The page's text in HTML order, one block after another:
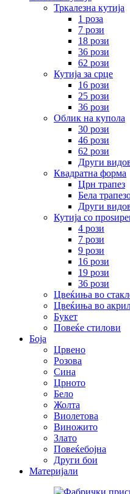
Тркалезна кутија
1 роза
7 рози
18 рози
36 рози
62 рози
Кутија за срце
16 рози
25 рози
36 рози
Облик на купола
30 рози
46 рози
62 рози
Други
Квадратна форма
Црн трапез
Бела
Други
Кутија со
4 рози
7 рози
9 рози
16 рози
19 рози
36 рози
Цвеќиња во
Цвеќиња во
Букет
Повеќе стилови
Боја
Црвено
Розова
Сина
Црното
Бело
Жолта
Виолетова
Виножито
Злато
Повеќебојна
Други бои
Материјали